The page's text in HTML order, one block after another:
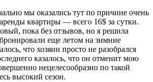
мы оказались тут по причине очень
квартиры — всего 16$ за сутки.
пока без отзывов, но я решила
еще летом на зимние
что хозяин просто не разобрался
казалось, что он отменит мою
нецелесообразно по такой
высокий сезон.